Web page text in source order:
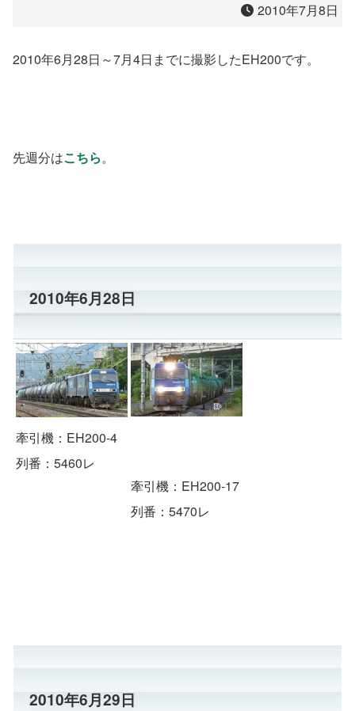
2010年7月8日
2010年6月28日～7月4日までに撮影したEH200です。
先週分はこちら。
2010年6月28日
牽引機：EH200-4
列番：5460レ
牽引機：EH200-17
列番：5470レ
2010年6月29日